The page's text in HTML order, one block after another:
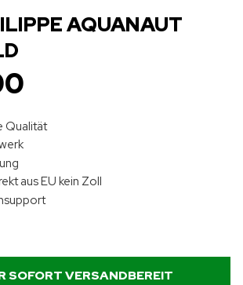
AQUANAUT
Qualität
aus EU kein Zoll
SOFORT VERSANDBEREIT